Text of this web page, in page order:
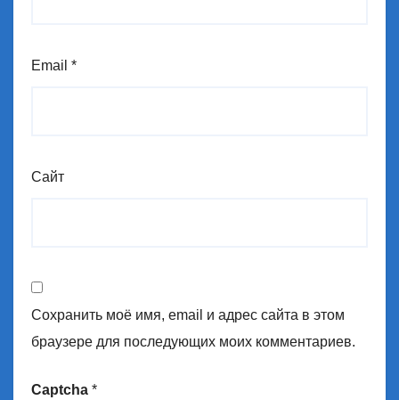
Email *
Сайт
Сохранить моё имя, email и адрес сайта в этом
браузере для последующих моих комментариев.
Captcha *